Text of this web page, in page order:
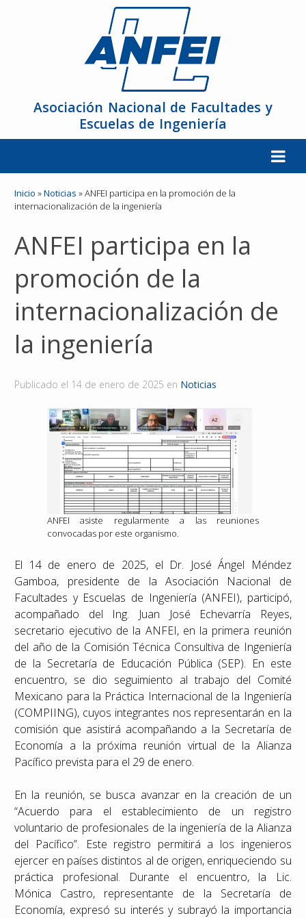
Asociación Nacional de Facultades y
Escuelas de Ingeniería
La ANFEI
Inicio »Noticias »ANFEI participa en la promoción de la
internacionalización de la ingeniería
ANFEI participa en la
promoción de la
internacionalización de
la ingeniería
Publicado el 14 de enero de 2025 en Noticias
ANFEI asiste regularmente a las reuniones
convocadas por este organismo.
El 14 de enero de 2025, el Dr. José Ángel Méndez
Gamboa, presidente de la Asociación Nacional de
Facultades y Escuelas de Ingeniería (ANFEI), participó,
acompañado del Ing. Juan José Echevarría Reyes,
secretario ejecutivo de la ANFEI, en la primera reunión
del año de la Comisión Técnica Consultiva de Ingeniería
de la Secretaría de Educación Pública (SEP). En este
encuentro, se dio seguimiento al trabajo del Comité
Mexicano para la Práctica Internacional de la Ingeniería
(COMPIING), cuyos integrantes nos representarán en la
comisión que asistirá acompañando a la Secretaría de
Economía a la próxima reunión virtual de la Alianza
Pacífico prevista para el 29 de enero.
En la reunión, se busca avanzar en la creación de un
“Acuerdo para el establecimiento de un registro
voluntario de profesionales de la ingeniería de la Alianza
del Pacífico”. Este registro permitirá a los ingenieros
ejercer en países distintos al de origen, enriqueciendo su
práctica profesional. Durante el encuentro, la Lic.
Mónica Castro, representante de la Secretaría de
Economía, expresó su interés y subrayó la importancia